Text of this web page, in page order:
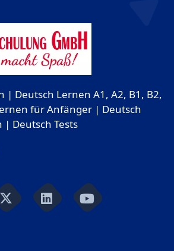
| Deutsch Lernen A1, A2, B1, B2,
für Anfänger | Deutsch
Deutsch Tests